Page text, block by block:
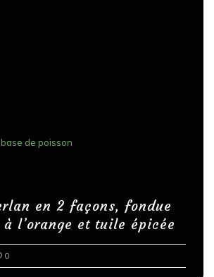
de poisson
en 2 façons, fondue
l’orange et tuile épicée
0